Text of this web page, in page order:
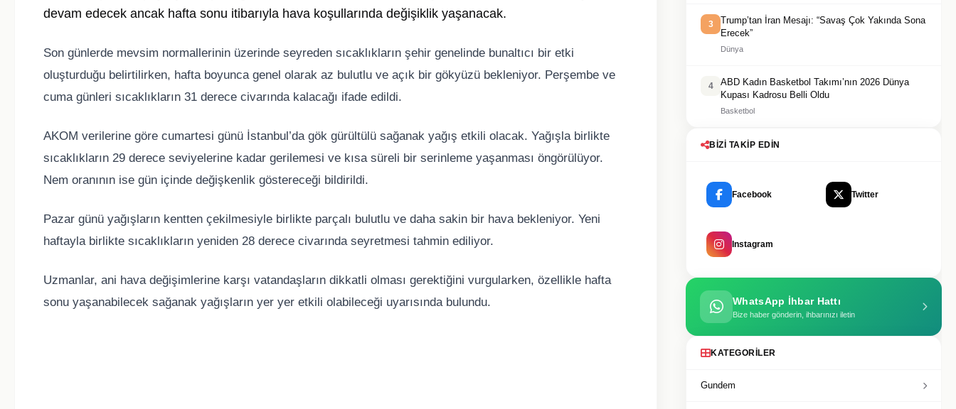
devam edecek ancak hafta sonu itibarıyla hava koşullarında değişiklik yaşanacak.
Son günlerde mevsim normallerinin üzerinde seyreden sıcaklıkların şehir genelinde bunaltıcı bir etki
oluşturduğu belirtilirken, hafta boyunca genel olarak az bulutlu ve açık bir gökyüzü bekleniyor. Perşembe ve
cuma günleri sıcaklıkların 31 derece civarında kalacağı ifade edildi.
AKOM verilerine göre cumartesi günü İstanbul’da gök gürültülü sağanak yağış etkili olacak. Yağışla birlikte
sıcaklıkların 29 derece seviyelerine kadar gerilemesi ve kısa süreli bir serinleme yaşanması öngörülüyor.
Nem oranının ise gün içinde değişkenlik göstereceği bildirildi.
Pazar günü yağışların kentten çekilmesiyle birlikte parçalı bulutlu ve daha sakin bir hava bekleniyor. Yeni
haftayla birlikte sıcaklıkların yeniden 28 derece civarında seyretmesi tahmin ediliyor.
Uzmanlar, ani hava değişimlerine karşı vatandaşların dikkatli olması gerektiğini vurgularken, özellikle hafta
sonu yaşanabilecek sağanak yağışların yer yer etkili olabileceği uyarısında bulundu.
3
Trump’tan İran Mesajı: “Savaş Çok Yakında Sona
Erecek”
Dünya
4
ABD Kadın Basketbol Takımı’nın 2026 Dünya
Kupası Kadrosu Belli Oldu
Basketbol
BIZI TAKIP EDIN
Facebook Twitter
Instagram
WhatsApp İhbar Hattı
Bize haber gönderin, ihbarınızı iletin
KATEGORILER
Gundem